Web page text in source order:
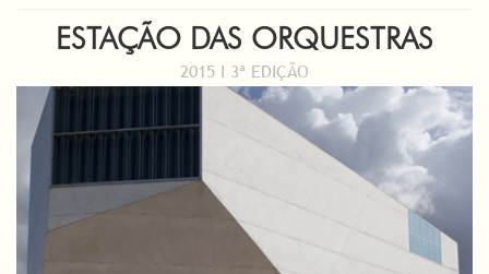
ESTAÇÃO DAS ORQUESTRAS
2015 I 3ª EDIÇÃO